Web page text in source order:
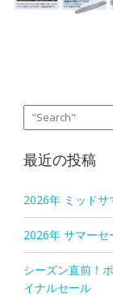
最近の投稿
2026年 ミッド
2026年 サマー
シーズン直前！
イナルセール